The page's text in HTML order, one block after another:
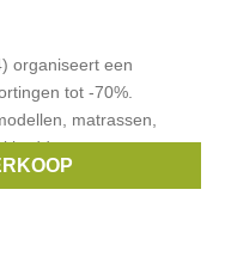
organiseert een
tot -70%.
matrassen,
,Lysdrap